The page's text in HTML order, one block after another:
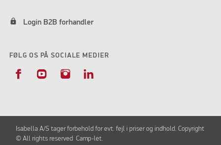
lock Login B2B forhandler
FØLG OS PÅ SOCIALE MEDIER
Isabella A/S tager forbehold for evt. fejl i priser og indhold. Copyright
© All rights reserved Camp-let.